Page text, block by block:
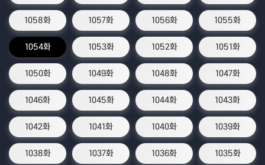
1058화 1057화 1056화 1055화
1054화 1053화 1052화 1051화
1050화 1049화 1048화 1047화
1046화 1045화 1044화 1043화
1042화 1041화 1040화 1039화
1038화 1037화 1036화 1035화